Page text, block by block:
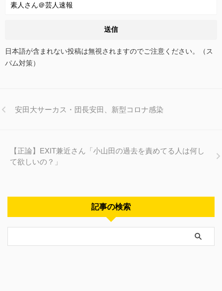
日本語が含まれない投稿は無視されますのでご注意ください。（ス
パム対策）
安田大サーカス・団長安田、新型コロナ感染
【正論】EXIT兼近さん「小山田の過去を責めてる人は何し
て欲しいの？」
記事の検索